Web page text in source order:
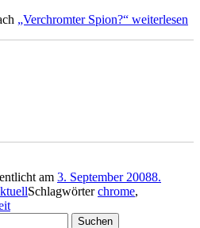
„Verchromter Spion?“ weiterlesen
am 3. September 20088.
Schlagwörterchrome,
Suchen